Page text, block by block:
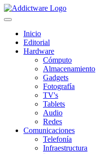
Inicio
Editorial
Hardware
Cómputo
Almacenamiento
Gadgets
Fotografía
TV's
Tablets
Audio
Redes
Comunicaciones
Telefonía
Infraestructura